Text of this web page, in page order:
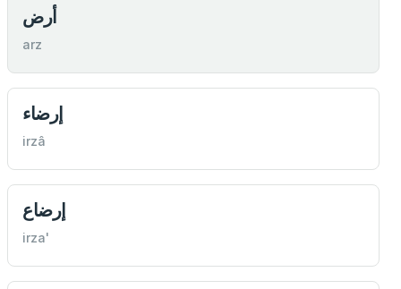
أرض
arz
إرضاء
irzâ
إرضاع
irza'